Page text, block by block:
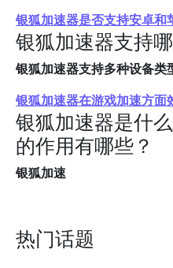
银狐加速器是否支持安卓和
银狐加速器支持
银狐加速器支持多种设备类
银狐加速器在游戏加速方面
银狐加速器是什
的作用有哪些？
银狐加速
热门话题